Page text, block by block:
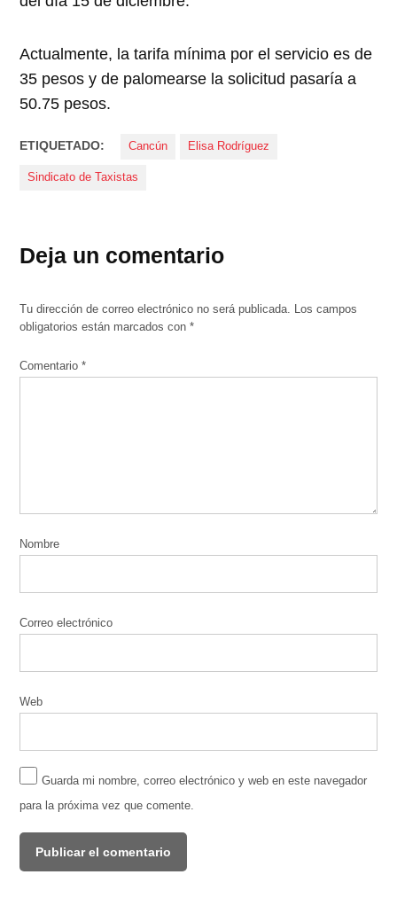
Actualmente, la tarifa mínima por el servicio es de
35 pesos y de palomearse la solicitud pasaría a
50.75 pesos.
ETIQUETADO: Cancún Elisa Rodríguez
Sindicato de Taxistas
Deja un comentario
Tu dirección de correo electrónico no será publicada. Los campos
obligatorios están marcados con*
Comentario*
Nombre
Correo electrónico
Web
Guarda mi nombre, correo electrónico y web en este navegador
para la próxima vez que comente.